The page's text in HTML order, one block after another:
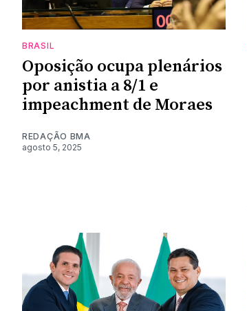
BRASIL
Oposição ocupa plenários
por anistia a 8/1 e
impeachment de Moraes
REDAÇÃO BMA
agosto 5, 2025